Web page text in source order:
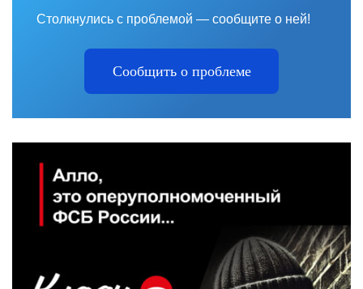
Столкнулись с проблемой — сообщите о ней!
Сообщить о проблеме